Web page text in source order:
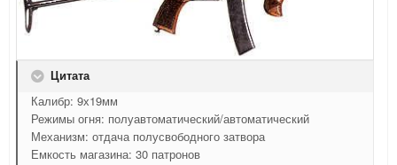
Цитата
Калибр: 9х19мм
Режимы огня: полуавтоматический/автоматический
Механизм: отдача полусвободного затвора
Емкость магазина: 30 патронов